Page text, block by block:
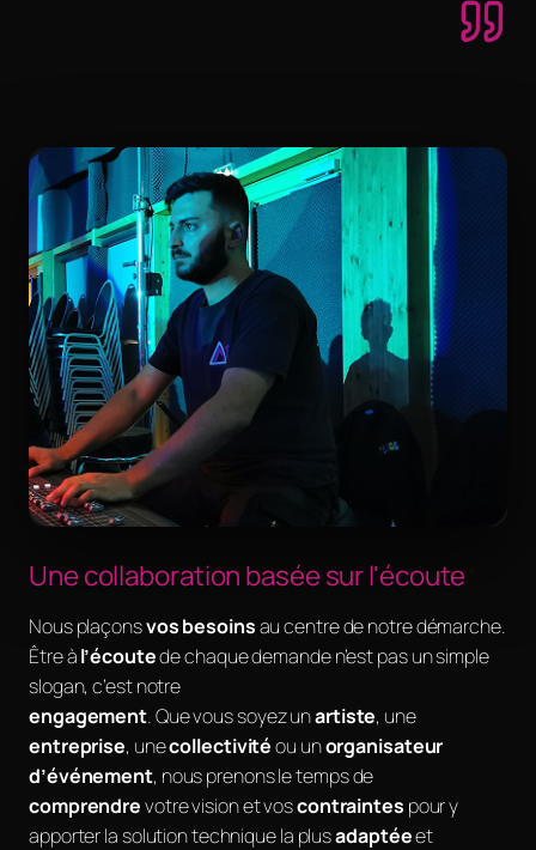
Une collaboration basée sur l'écoute
Nous plaçonsvos besoinsau centre de notre démarche.
Être àl’écoutede chaque demande n’est pas un simple
slogan, c’est notre
engagement. Que vous soyez unartiste, une
entreprise, unecollectivitéou unorganisateur
d’événement, nous prenons le temps de
comprendrevotre vision et voscontraintes pour y
apporter la solution technique la plusadaptéeet